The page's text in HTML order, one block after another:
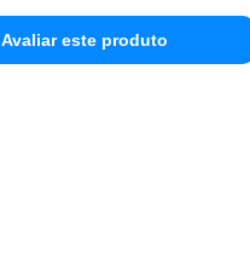
Avaliar este produto